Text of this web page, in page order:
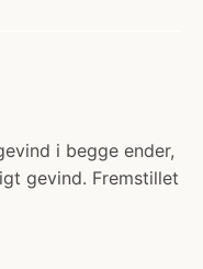
i begge ender,
gevind. Fremstillet